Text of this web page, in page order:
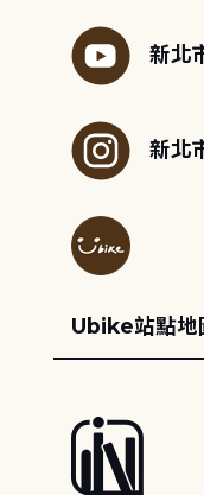
新北
新北
Ubike站點地